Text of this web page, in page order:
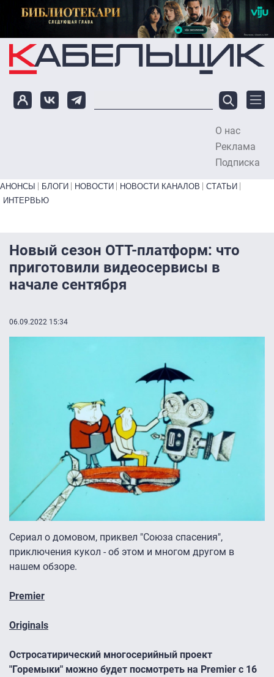
Перейти к основному содержанию
О нас
Реклама
Подписка
Primary links bottom
АНОНСЫ БЛОГИ НОВОСТИ НОВОСТИ КАНАЛОВ
СТАТЬИ
ИНТЕРВЬЮ
Новый сезон OTT-платформ: что
приготовили видеосервисы в
начале сентября
06.09.2022 15:34
Сериал о домовом, приквел "Союза спасения",
приключения кукол - об этом и многом другом в
нашем обзоре.
Premier
Originals
Остросатирический многосерийный проект
"Горемыки" можно будет посмотреть на Premier с 16